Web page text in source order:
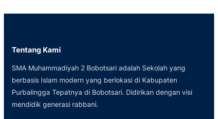
Tentang Kami
SMA Muhammadiyah 2 Bobotsari adalah Sekolah yang
berbasis Islam modern yang berlokasi di Kabupaten
Purbalingga Tepatnya di Bobotsari. Didirikan dengan visi
mendidik generasi rabbani.